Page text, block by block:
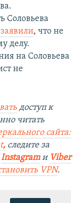
Соловьева
, что не
делу.
на Соловьева
не
доступ к
читать
сайта:
, следите за
Instagramи Viber
VPN.